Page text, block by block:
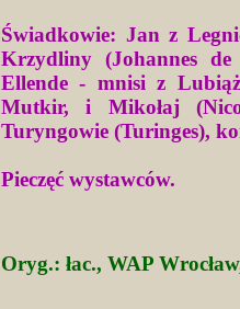
Świadkowie: Jan z
Krzydliny (Johannes
Ellende - mnisi z
Mutkir, i Mikołaj
Turyngowie (Turinges),
Pieczęć wystawców.
Oryg.: łac., WAP